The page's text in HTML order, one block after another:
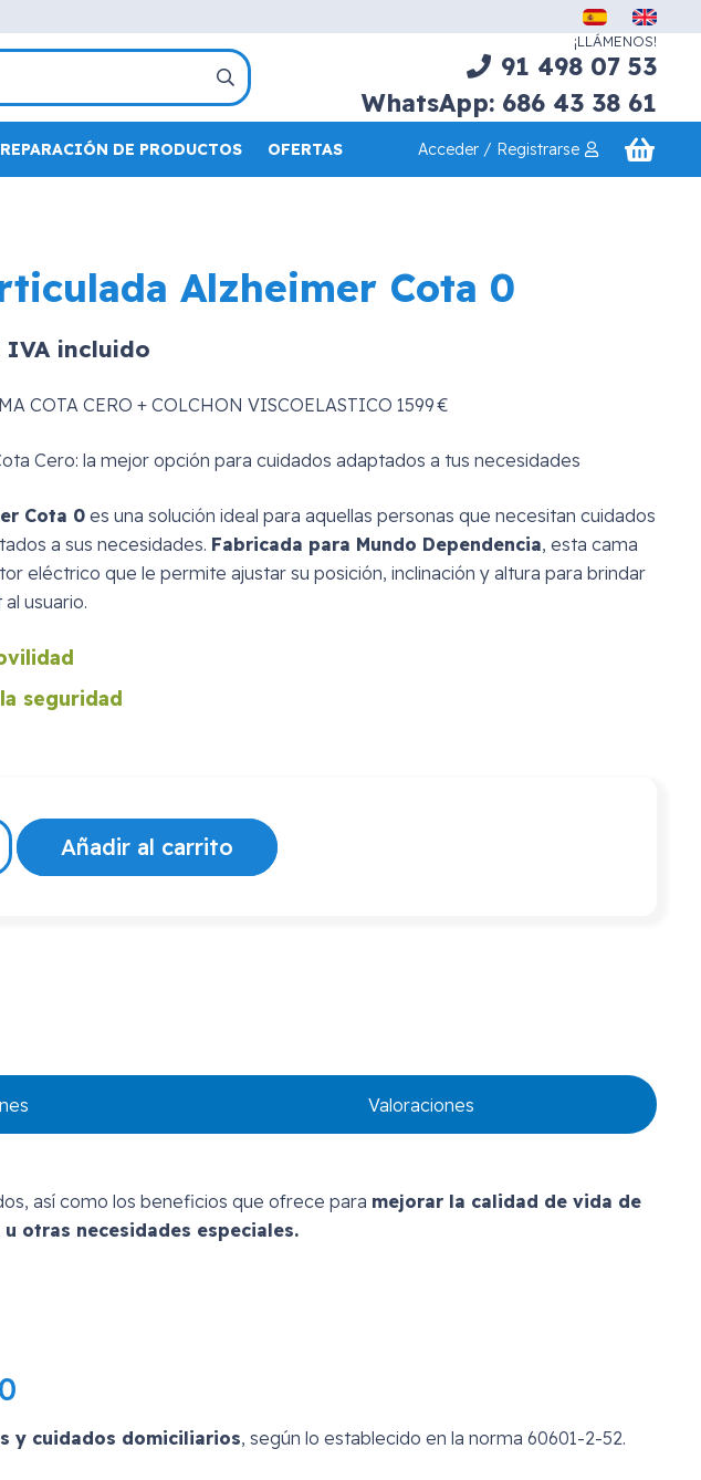
¡LLÁMENOS!
91 498 07 53
WhatsApp: 686 43 38 61
REPARACIÓN DE PRODUCTOS OFERTAS Acceder / Registrarse
Alzheimer Cota 0
IVA incluido
COTA CERO + COLCHON VISCOELASTICO 1599 €
Cero: la mejor opción para cuidados adaptados a tus necesidades
Cota 0 es una solución ideal para aquellas personas que necesitan cuidados
a sus necesidades. Fabricada para Mundo Dependencia, esta cama
eléctrico que le permite ajustar su posición, inclinación y altura para brindar
usuario.
seguridad
Añadir al carrito
Valoraciones
así como los beneficios que ofrece para mejorar la calidad de vida de
otras necesidades especiales.
y cuidados domiciliarios, según lo establecido en la norma 60601-2-52.